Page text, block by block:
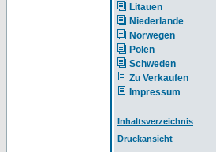
Litauen
Niederlande
Norwegen
Polen
Schweden
Zu Verkaufen
Impressum
Inhaltsverzeichnis
Druckansicht